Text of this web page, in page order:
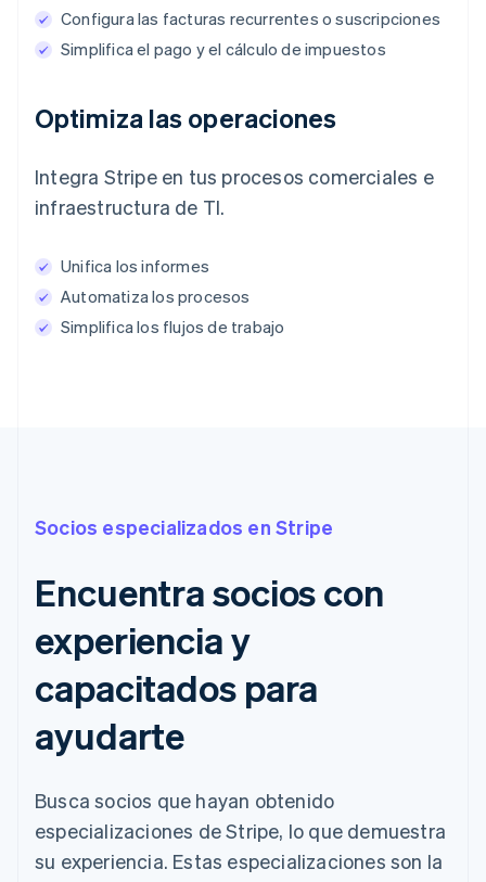
Configura las facturas recurrentes o suscripciones
Simplifica el pago y el cálculo de impuestos
Optimiza las operaciones
Integra Stripe en tus procesos comerciales e
infraestructura de TI.
Unifica los informes
Automatiza los procesos
Simplifica los flujos de trabajo
Socios especializados en Stripe
Encuentra socios con
experiencia y
capacitados para
ayudarte
Busca socios que hayan obtenido
especializaciones de Stripe, lo que demuestra
su experiencia. Estas especializaciones son la